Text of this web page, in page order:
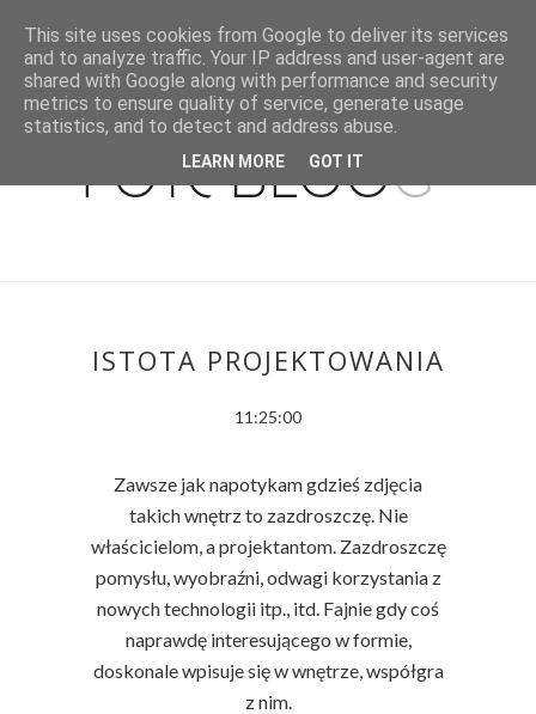
ISTOTA PROJEKTOWANIA
11:25:00
Zawsze jak napotykam gdzieś zdjęcia
takich wnętrz to zazdroszczę. Nie
właścicielom, a projektantom. Zazdroszczę
pomysłu, wyobraźni, odwagi korzystania z
nowych technologii itp., itd. Fajnie gdy coś
naprawdę interesującego w formie,
doskonale wpisuje się w wnętrze, współgra
z nim.
This site uses cookies from Google to deliver its services
and to analyze traffic. Your IP address and user-agent are
shared with Google along with performance and security
metrics to ensure quality of service, generate usage
statistics, and to detect and address abuse.
LEARN MORE GOT IT